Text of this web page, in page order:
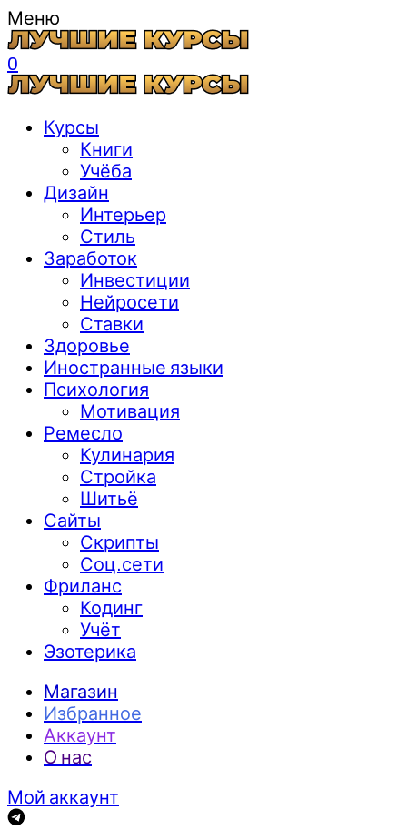
Меню
0
Курсы
Книги
Учёба
Дизайн
Интерьер
Стиль
Заработок
Инвестиции
Нейросети
Ставки
Здоровье
Иностранные языки
Психология
Мотивация
Ремесло
Кулинария
Стройка
Шитьё
Сайты
Скрипты
Соц.сети
Фриланс
Кодинг
Учёт
Эзотерика
Магазин
Избранное
Аккаунт
О нас
Мой аккаунт